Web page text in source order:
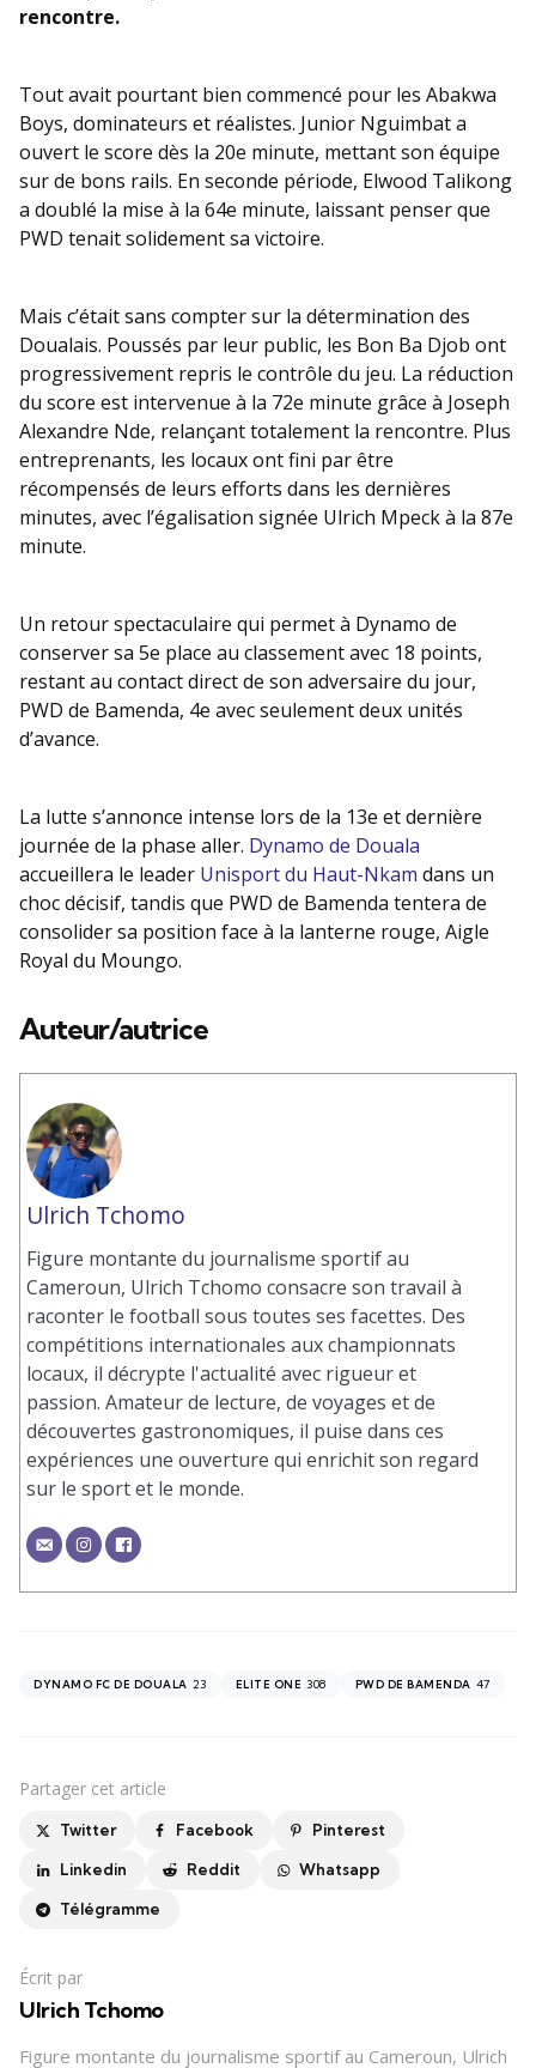
rencontre.
Tout avait pourtant bien commencé pour les Abakwa
Boys, dominateurs et réalistes. Junior Nguimbat a
ouvert le score dès la 20e minute, mettant son équipe
sur de bons rails. En seconde période, Elwood Talikong
a doublé la mise à la 64e minute, laissant penser que
PWD tenait solidement sa victoire.
Mais c’était sans compter sur la détermination des
Doualais. Poussés par leur public, les Bon Ba Djob ont
progressivement repris le contrôle du jeu. La réduction
du score est intervenue à la 72e minute grâce à Joseph
Alexandre Nde, relançant totalement la rencontre. Plus
entreprenants, les locaux ont fini par être
récompensés de leurs efforts dans les dernières
minutes, avec l’égalisation signée Ulrich Mpeck à la 87e
minute.
Un retour spectaculaire qui permet à Dynamo de
conserver sa 5e place au classement avec 18 points,
restant au contact direct de son adversaire du jour,
PWD de Bamenda, 4e avec seulement deux unités
d’avance.
La lutte s’annonce intense lors de la 13e et dernière
journée de la phase aller. Dynamo de Douala
accueillera le leader Unisport du Haut-Nkam dans un
choc décisif, tandis que PWD de Bamenda tentera de
consolider sa position face à la lanterne rouge, Aigle
Royal du Moungo.
Auteur/autrice
Ulrich Tchomo
Figure montante du journalisme sportif au
Cameroun, Ulrich Tchomo consacre son travail à
raconter le football sous toutes ses facettes. Des
compétitions internationales aux championnats
locaux, il décrypte l'actualité avec rigueur et
passion. Amateur de lecture, de voyages et de
découvertes gastronomiques, il puise dans ces
expériences une ouverture qui enrichit son regard
sur le sport et le monde.
DYNAMO FC DE DOUALA 23 ELITE ONE 308 PWD DE BAMENDA 47
Partager cet article
Twitter Facebook Pinterest
Linkedin Reddit Whatsapp
Télégramme
Écrit par
Ulrich Tchomo
Figure montante du journalisme sportif au Cameroun, Ulrich